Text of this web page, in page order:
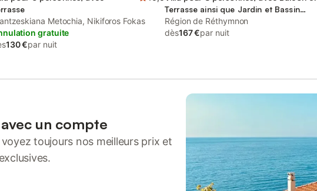
Metochia, Nikiforos Fokas
gratuite
130 €par nuit
Terrasse ainsi que Jardin et Bassin
pour enfant
Région de Réthymnon
dès167 €par nuit
un compte
toujours nos meilleurs prix et